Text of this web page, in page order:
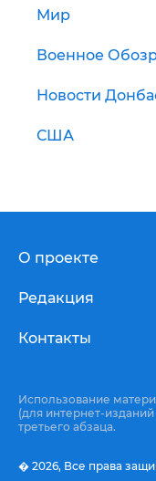
Мир
Военное
Новости
США
О проекте
Редакция
Контакты
Использование
(для интернет-
третьего абзаца.
� 2026, Все права